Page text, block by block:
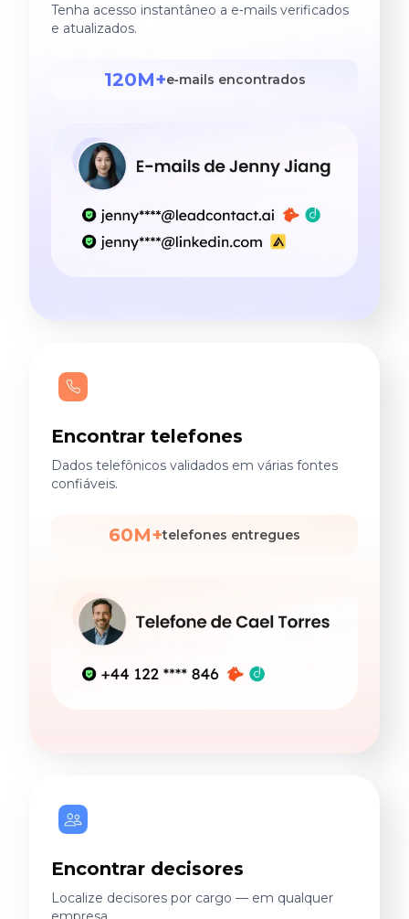
Tenha acesso instantâneo a e‑mails verificados
e atualizados.
120M+e‑mails encontrados
Encontrar telefones
Dados telefônicos validados em várias fontes
confiáveis.
60M+telefones entregues
Encontrar decisores
Localize decisores por cargo — em qualquer